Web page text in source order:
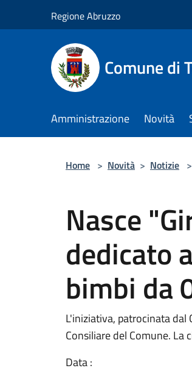
Regione Abruzzo
Comune di
Amministrazione Novità
Home > Novità > Notizie >
Nasce
dedicato
bimbi da
L'iniziativa, patrocinata dal
Consiliare del Comune. La
Data :